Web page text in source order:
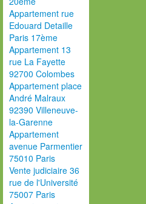
Appartement rue
Edouard Detaille
Paris 17ème
Appartement 13
rue La Fayette
92700 Colombes
Appartement place
André Malraux
92390 Villeneuve-
la-Garenne
Appartement
avenue Parmentier
75010 Paris
Vente judiciaire 36
rue de l'Université
75007 Paris